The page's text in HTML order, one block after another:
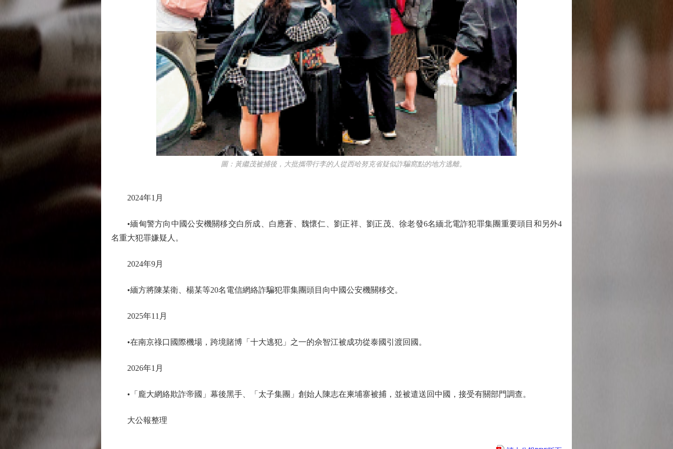
圖：黃繼茂被捕後，大批攜帶行李的人從西哈努克省疑似詐騙窩點的地方逃離。
2024年1月
•緬甸警方向中國公安機關移交白所成、白應蒼、魏懷仁、劉正祥、劉正茂、徐老發6名緬北電詐犯罪集團重要頭目和另外4
名重大犯罪嫌疑人。
2024年9月
•緬方將陳某衛、楊某等20名電信網絡詐騙犯罪集團頭目向中國公安機關移交。
2025年11月
•在南京祿口國際機場，跨境賭博「十大逃犯」之一的佘智江被成功從泰國引渡回國。
2026年1月
•「龐大網絡欺詐帝國」幕後黑手、「太子集團」創始人陳志在柬埔寨被捕，並被遣送回中國，接受有關部門調查。
大公報整理